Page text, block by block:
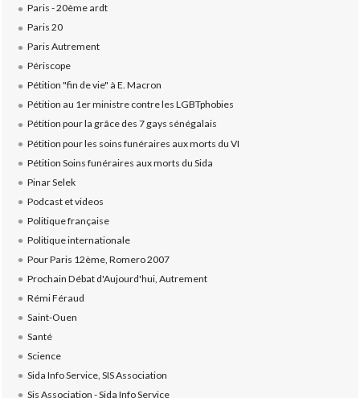
Paris - 20ème ardt
Paris 20
Paris Autrement
Périscope
Pétition "fin de vie" à E. Macron
Pétition au 1er ministre contre les LGBTphobies
Pétition pour la grâce des 7 gays sénégalais
Pétition pour les soins funéraires aux morts du VI
Pétition Soins funéraires aux morts du Sida
Pinar Selek
Podcast et videos
Politique française
Politique internationale
Pour Paris 12ème, Romero 2007
Prochain Débat d'Aujourd'hui, Autrement
Rémi Féraud
Saint-Ouen
Santé
Science
Sida Info Service, SIS Association
Sis Association - Sida Info Service